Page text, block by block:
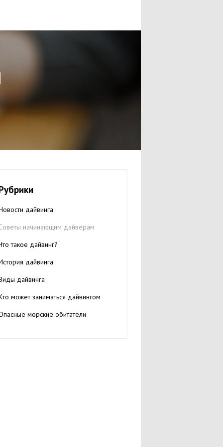
дайвинга
начинающим дайверам
такое дайвинг?
дайвинга
дайвинга
может заниматься дайвингом
морские обитатели